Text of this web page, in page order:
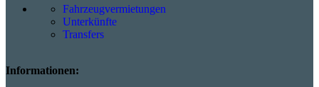
Fahrzeugvermietungen
Unterkünfte
Transfers
Informationen: